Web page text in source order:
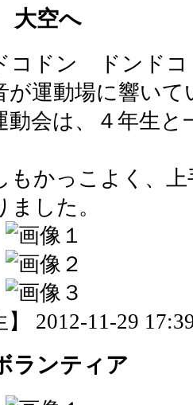
大空へ
コドン ドンドコ
が運動場に響いて
動会は、４年生
もかっこよく、
ました。
】 2012-11-29
ランティア